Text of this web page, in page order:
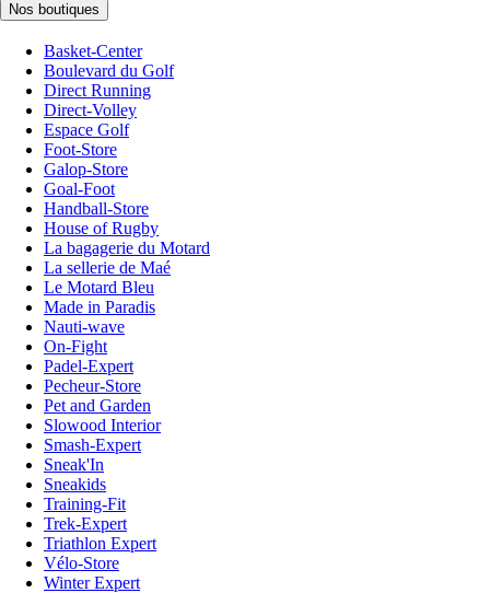
Nos boutiques
Basket-Center
Boulevard du Golf
Direct Running
Direct-Volley
Espace Golf
Foot-Store
Galop-Store
Goal-Foot
Handball-Store
House of Rugby
La bagagerie du Motard
La sellerie de Maé
Le Motard Bleu
Made in Paradis
Nauti-wave
On-Fight
Padel-Expert
Pecheur-Store
Pet and Garden
Slowood Interior
Smash-Expert
Sneak'In
Sneakids
Training-Fit
Trek-Expert
Triathlon Expert
Vélo-Store
Winter Expert